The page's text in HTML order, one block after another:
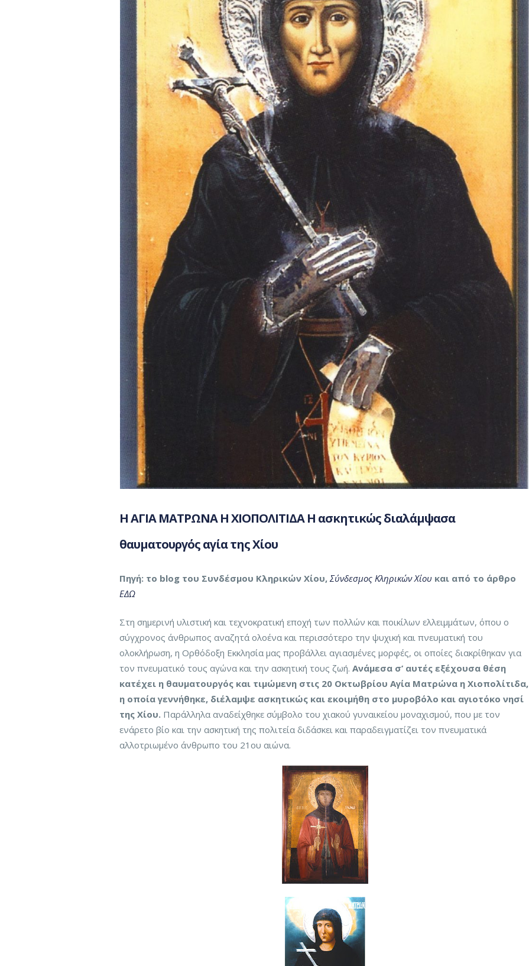
Η ΑΓΙΑ ΜΑΤΡΩΝΑ Η ΧΙΟΠΟΛΙΤΙΔΑ Η ασκητικώς διαλάμψασα
θαυματουργός αγία της Χίου
Πηγή: το blog του Συνδέσμου Κληρικών Χίου,Σύνδεσμος Κληρικών Χίου και από το άρθρο
ΕΔΩ
Στη σημερινή υλιστική και τεχνοκρατική εποχή των πολλών και ποικίλων ελλειμμάτων, όπου ο
σύγχρονος άνθρωπος αναζητά ολοένα και περισσότερο την ψυχική και πνευματική του
ολοκλήρωση, η Ορθόδοξη Εκκλησία μας προβάλλει αγιασμένες μορφές, οι οποίες διακρίθηκαν για
τον πνευματικό τους αγώνα και την ασκητική τους ζωή. Ανάμεσα σ’ αυτές εξέχουσα θέση
κατέχει η θαυματουργός και τιμώμενη στις 20 Οκτωβρίου Αγία Ματρώνα η Χιοπολίτιδα,
η οποία γεννήθηκε, διέλαμψε ασκητικώς και εκοιμήθη στο μυροβόλο και αγιοτόκο νησί
της Χίου. Παράλληλα αναδείχθηκε σύμβολο του χιακού γυναικείου μοναχισμού, που με τον
ενάρετο βίο και την ασκητική της πολιτεία διδάσκει και παραδειγματίζει τον πνευματικά
αλλοτριωμένο άνθρωπο του 21ου αιώνα.